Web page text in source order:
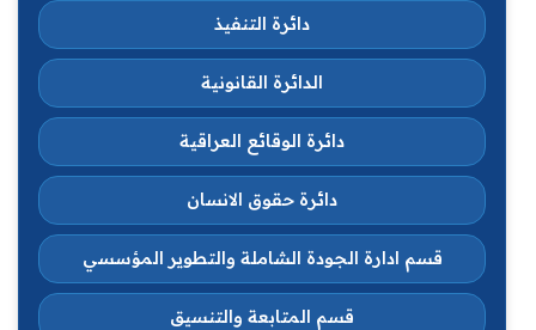
دائرة التنفيذ
الدائرة القانونية
دائرة الوقائع العراقية
دائرة حقوق الانسان
قسم ادارة الجودة الشاملة والتطوير المؤسسي
قسم المتابعة والتنسيق